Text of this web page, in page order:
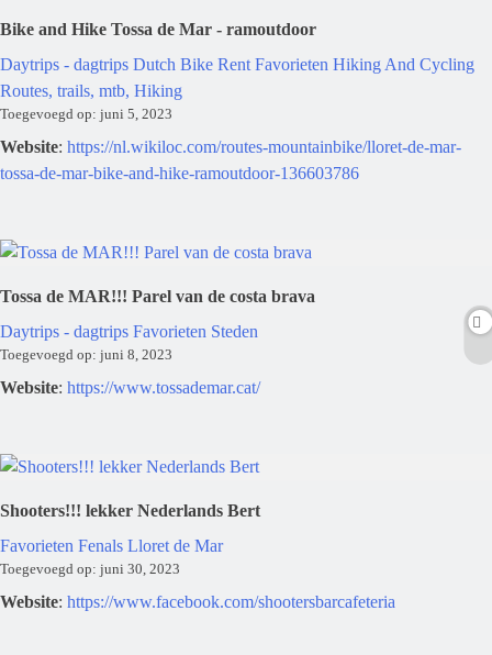
Bike and Hike Tossa de Mar - ramoutdoor
Daytrips - dagtrips Dutch Bike Rent Favorieten Hiking And Cycling
Routes, trails, mtb, Hiking
Toegevoegd op: juni 5, 2023
Website: https://nl.wikiloc.com/routes-mountainbike/lloret-de-mar-
tossa-de-mar-bike-and-hike-ramoutdoor-136603786
Tossa de MAR!!! Parel van de costa brava
Daytrips - dagtrips Favorieten Steden
Toegevoegd op: juni 8, 2023
Website: https://www.tossademar.cat/
Shooters!!! lekker Nederlands Bert
Favorieten Fenals Lloret de Mar
Toegevoegd op: juni 30, 2023
Website: https://www.facebook.com/shootersbarcafeteria